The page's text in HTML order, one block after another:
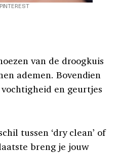
van de droogkuis
ademen. Bovendien
en geurtjes
tussen ‘dry clean’ of
breng je jouw